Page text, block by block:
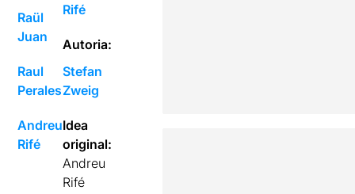
Raül
Juan
Raul
Perales
Andreu
Rifé
Rifé
Autoria:
Stefan
Zweig
Idea
original:
Andreu
Rifé